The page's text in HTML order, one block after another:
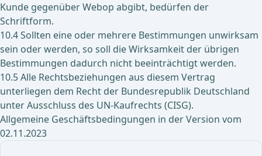
Kunde gegenüber Webop abgibt, bedürfen der
Schriftform.
10.4 Sollten eine oder mehrere Bestimmungen unwirksam
sein oder werden, so soll die Wirksamkeit der übrigen
Bestimmungen dadurch nicht beeinträchtigt werden.
10.5 Alle Rechtsbeziehungen aus diesem Vertrag
unterliegen dem Recht der Bundesrepublik Deutschland
unter Ausschluss des UN-Kaufrechts (CISG).
Allgemeine Geschäftsbedingungen in der Version vom
02.11.2023